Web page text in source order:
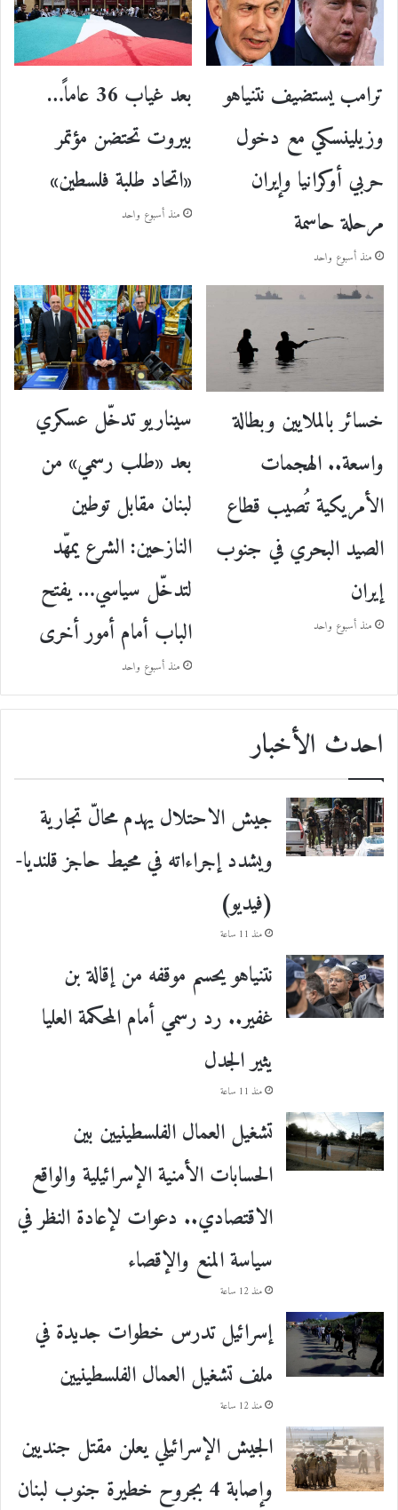
ترامب يستضيف نتنياهو
وزيلينسكي مع دخول
حربي أوكرانيا وإيران
مرحلة حاسمة
منذ أسبوع واحد
بعد غياب 36 عاماً…
بيروت تحتضن مؤتمر
«اتحاد طلبة فلسطين»
منذ أسبوع واحد
خسائر بالملايين وبطالة
واسعة.. الهجمات
الأمريكية تُصيب قطاع
الصيد البحري في جنوب
إيران
منذ أسبوع واحد
سيناريو تدخّل عسكري
بعد «طلب رسمي» من
لبنان مقابل توطين
النازحين: الشرع يمهّد
لتدخّل سياسي… يفتح
الباب أمام أمور أخرى
منذ أسبوع واحد
احدث الأخبار
جيش الاحتلال يهدم محالّ تجارية
ويشدد إجراءاته في محيط حاجز قلنديا-
(فيديو)
منذ 11 ساعة
نتنياهو يحسم موقفه من إقالة بن
غفير.. رد رسمي أمام المحكمة العليا
يثير الجدل
منذ 11 ساعة
تشغيل العمال الفلسطينيين بين
الحسابات الأمنية الإسرائيلية والواقع
الاقتصادي.. دعوات لإعادة النظر في
سياسة المنع والإقصاء
منذ 12 ساعة
إسرائيل تدرس خطوات جديدة في
ملف تشغيل العمال الفلسطينيين
منذ 12 ساعة
الجيش الإسرائيلي يعلن مقتل جنديين
وإصابة 4 بجروح خطيرة جنوب لبنان